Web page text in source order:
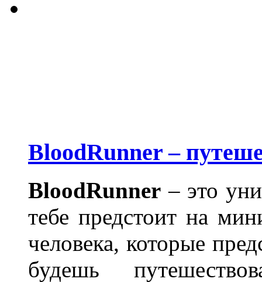
BloodRunner –
BloodRunner – это
тебе предстоит на
человека, которые
будешь